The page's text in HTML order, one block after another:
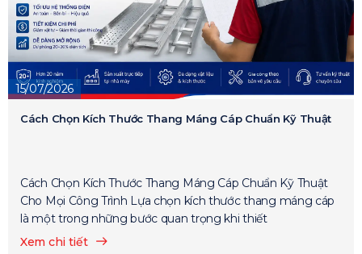
15/07/2026
Cách Chọn Kích Thước Thang Máng Cáp Chuẩn Kỹ Thuật
Cách Chọn Kích Thước Thang Máng Cáp Chuẩn Kỹ Thuật
Cho Mọi Công Trình Lựa chọn kích thước thang máng cáp
là một trong những bước quan trọng khi thiết
Xem chi tiết